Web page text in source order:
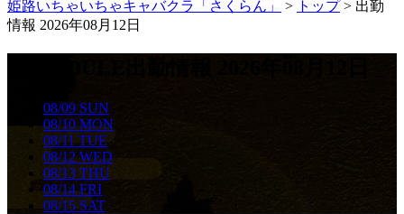
姫路いちゃいちゃキャバクラ「さくらん」 > トップ> 出勤
情報 2026年08月12日
08/09 SUN
08/10 MON
08/11 TUE
08/12 WED
08/13 THU
08/14 FRI
08/15 SAT